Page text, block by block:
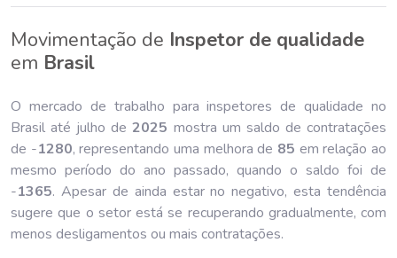
Movimentação de Inspetor de qualidade
em Brasil
O mercado de trabalho para inspetores de qualidade no
Brasil até julho de2025 mostra um saldo de contratações
de -1280, representando uma melhora de 85 em relação ao
mesmo período do ano passado, quando o saldo foi de
-1365. Apesar de ainda estar no negativo, esta tendência
sugere que o setor está se recuperando gradualmente, com
menos desligamentos ou mais contratações.